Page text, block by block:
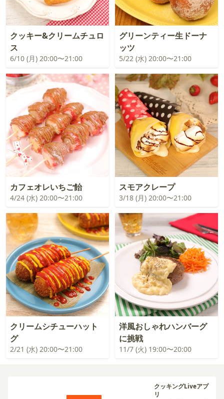
クッキー&クリームチュロ
ス
6/10 (月) 20:00〜21:00
グリーンティー生ドーナ
ッツ
5/22 (水) 20:00〜21:00
カフェオレいちご飴
4/24 (水) 20:00〜21:00
スモアクレープ
3/18 (月) 20:00〜21:00
クリームシチューハット
グ
2/21 (水) 20:00〜21:00
洋風おしゃれハンバーグ
に挑戦
11/7 (火) 19:00〜20:00
クッキングLiveアプ
リ